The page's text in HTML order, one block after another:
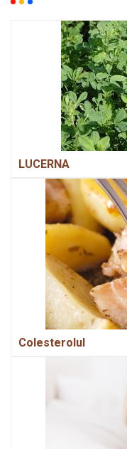
LUCERNA
Colesterolul